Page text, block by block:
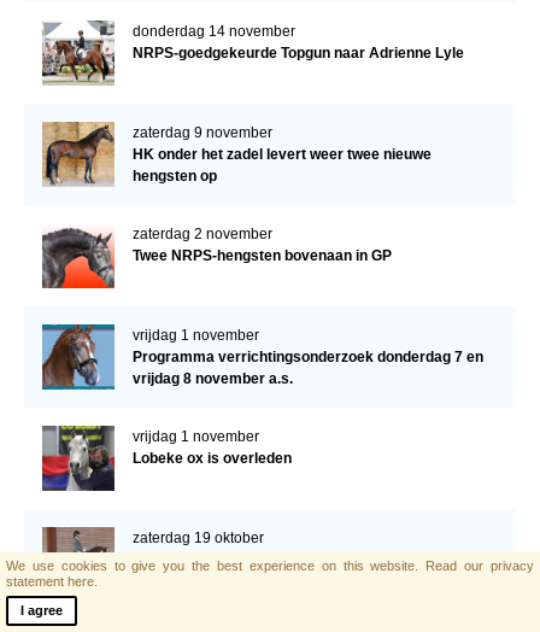
donderdag 14 november
NRPS-goedgekeurde Topgun naar Adrienne Lyle
zaterdag 9 november
HK onder het zadel levert weer twee nieuwe
hengsten op
zaterdag 2 november
Twee NRPS-hengsten bovenaan in GP
vrijdag 1 november
Programma verrichtingsonderzoek donderdag 7 en
vrijdag 8 november a.s.
vrijdag 1 november
Lobeke ox is overleden
zaterdag 19 oktober
Donatello van ’t Molenbosch wint met 199 pnt
We use cookies to give you the best experience on this website. Read our privacy
statement here.
I agree